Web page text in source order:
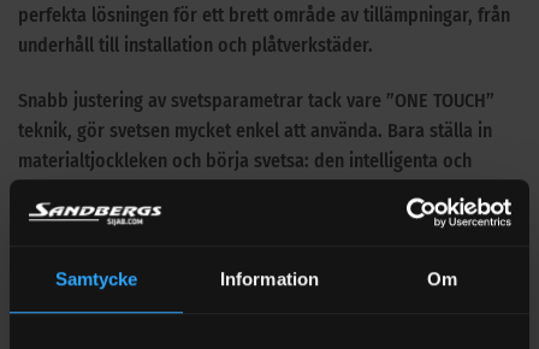
Samtycke Information Om
perfekta lösningen för ett brett område av tillämpningar, från
underhåll till installation och plåtverkstäder.
Snabb justering av svetsparametrar tack vare ”ONE TOUCH”
teknik, gör svetsen mycket enkel att använda. Bara ställa in
materialtjockleken och börja svetsa: den intelligenta och
bibehåller hög svetsprestanda under alla arbetsförhållanden,